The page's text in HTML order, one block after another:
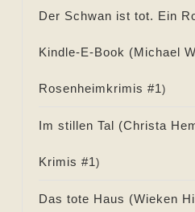
Der Schwan ist tot. Ein
Kindle-E-Book (Michael
Rosenheimkrimis #1)
Im stillen Tal (Christa
Krimis #1)
Das tote Haus (Wieken